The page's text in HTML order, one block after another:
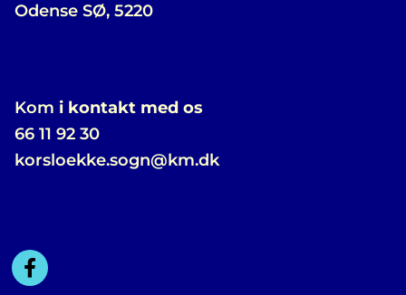
Odense SØ, 5220
Kom i kontakt med os
66 11 92 30
korsloekke.sogn@km.dk